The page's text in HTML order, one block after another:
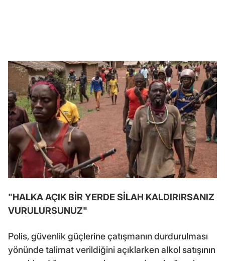
"HALKA AÇIK BİR YERDE SİLAH KALDIRIRSANIZ
VURULURSUNUZ"
Polis, güvenlik güçlerine çatışmanın durdurulması
yönünde talimat verildiğini açıklarken alkol satışının